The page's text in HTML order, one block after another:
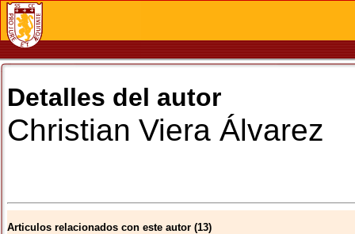
Detalles del autor
Christian Viera Álvarez
Articulos relacionados con este autor (13)